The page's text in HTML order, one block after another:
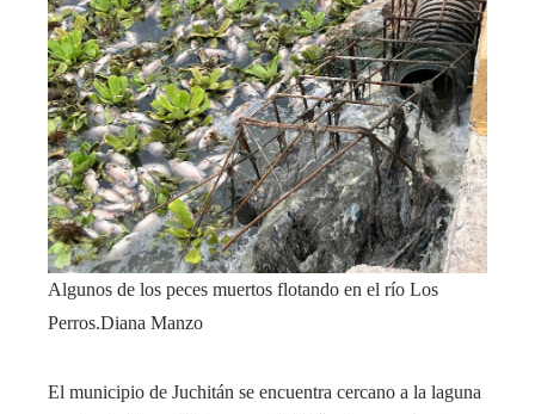
Algunos de los peces muertos flotando en el río Los
Perros.Diana Manzo
El municipio de Juchitán se encuentra cercano a la laguna